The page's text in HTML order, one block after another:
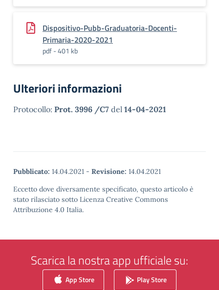
Dispositivo-Pubb-Graduatoria-Docenti-
Primaria-2020-2021
pdf - 401 kb
Ulteriori informazioni
Protocollo: Prot. 3996 /C7 del 14-04-2021
Pubblicato: 14.04.2021 - Revisione: 14.04.2021
Eccetto dove diversamente specificato, questo articolo è
stato rilasciato sotto Licenza Creative Commons
Attribuzione 4.0 Italia.
Scarica la nostra app ufficiale su:
App Store Play Store